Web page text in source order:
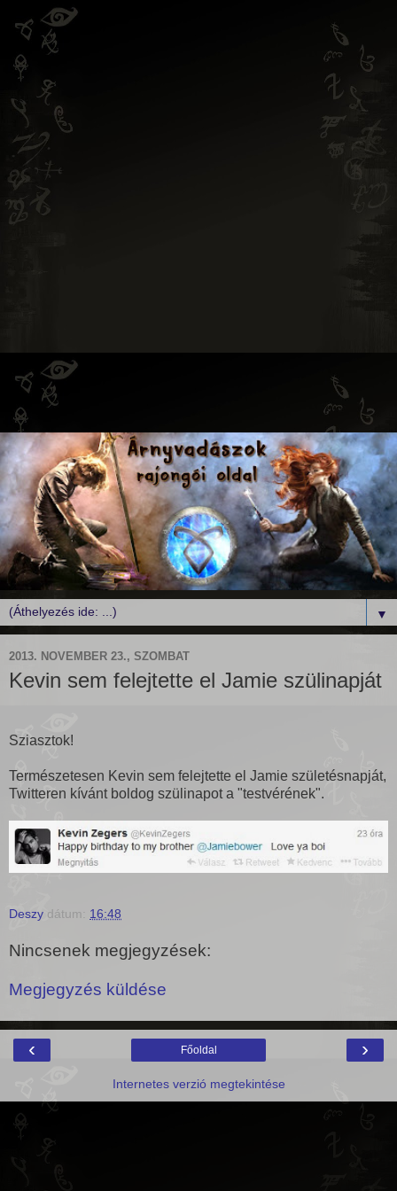
▼
2013. NOVEMBER 23., SZOMBAT
Kevin sem felejtette el Jamie szülinapját
Sziasztok!
Természetesen Kevin sem felejtette el Jamie születésnapját,
Twitteren kívánt boldog szülinapot a "testvérének".
Deszy dátum: 16:48
Nincsenek megjegyzések:
Megjegyzés küldése
‹ ›
Főoldal
Internetes verzió megtekintése